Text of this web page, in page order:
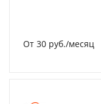
От 30 руб./месяц